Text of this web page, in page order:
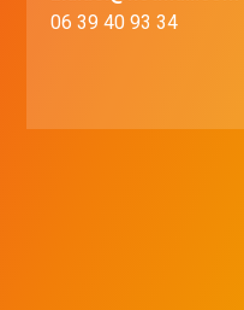
06 39 40 93 34